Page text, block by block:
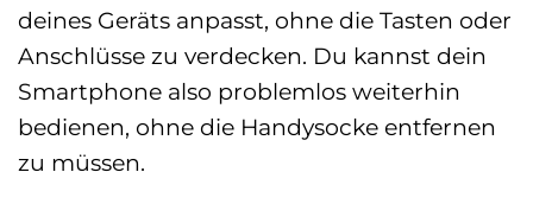
deines Geräts anpasst, ohne die Tasten oder
Anschlüsse zu verdecken. Du kannst dein
Smartphone also problemlos weiterhin
bedienen, ohne die Handysocke entfernen
zu müssen.